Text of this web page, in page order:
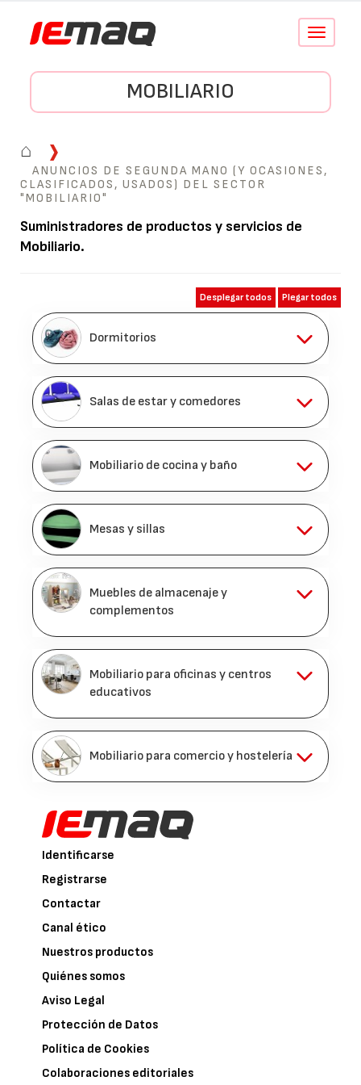
Conmutar
MOBILIARIO
⌂
ANUNCIOS DE SEGUNDA MANO (Y OCASIONES,
CLASIFICADOS, USADOS) DEL SECTOR
"MOBILIARIO"
Suministradores de productos y servicios de
Mobiliario.
Desplegar todos Plegar todos
Dormitorios
Salas de estar y comedores
Mobiliario de cocina y baño
Mesas y sillas
Muebles de almacenaje y
complementos
Mobiliario para oficinas y centros
educativos
Mobiliario para comercio y hostelería
Identificarse
Registrarse
Contactar
Canal ético
Nuestros productos
Quiénes somos
Aviso Legal
Protección de Datos
Política de Cookies
Colaboraciones editoriales